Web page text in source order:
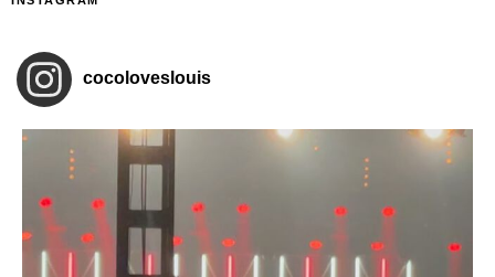
cocoloveslouis